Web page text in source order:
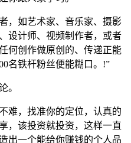
，如艺术家、音乐家、摄影
设计师、视频制作者，或者
创作做原创的、传递正能
名铁杆粉丝便能糊口。!”
。
难，找准你的定位，认真的
，该投资就投资，这样一直
出一个能给你赚钱的个人品